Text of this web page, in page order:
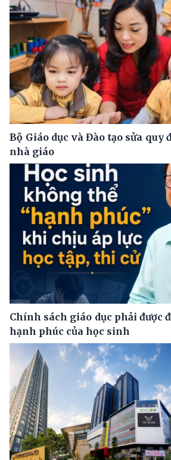
Bộ Giáo dục và Đào tạo sửa
nhà giáo
Chính sách giáo dục phải được
hạnh phúc của học sinh